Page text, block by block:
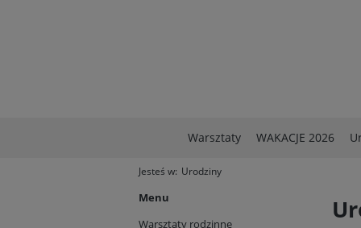
Warsztaty WAKACJE 2026
Jesteś w: Urodziny
Menu
Warsztaty rodzinne